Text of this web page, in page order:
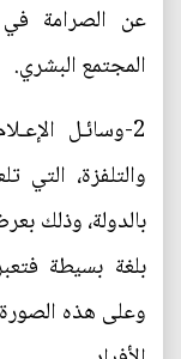
عن الصرامة
المجتمع البشري.
2-وسائـل
والتلفزة، التي
بالدولة، وذلك
بلغة بسيطة
وعلى هذه